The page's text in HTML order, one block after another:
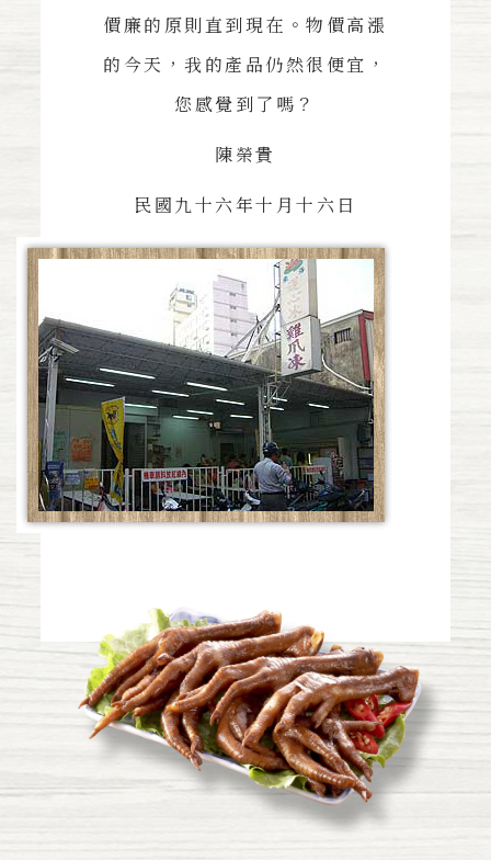
價廉的原則直到現在。物價高漲
的今天，我的產品仍然很便宜，
您感覺到了嗎？
陳榮貴
民國九十六年十月十六日